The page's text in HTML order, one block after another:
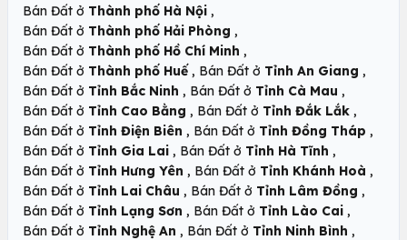
Bán Đất ở Thành phố Hà Nội ,
Bán Đất ở Thành phố Hải Phòng ,
Bán Đất ở Thành phố Hồ Chí Minh ,
Bán Đất ở Thành phố Huế , Bán Đất ở Tỉnh An Giang ,
Bán Đất ở Tỉnh Bắc Ninh , Bán Đất ở Tỉnh Cà Mau ,
Bán Đất ở Tỉnh Cao Bằng , Bán Đất ở Tỉnh Đắk Lắk ,
Bán Đất ở Tỉnh Điện Biên , Bán Đất ở Tỉnh Đồng Tháp ,
Bán Đất ở Tỉnh Gia Lai , Bán Đất ở Tỉnh Hà Tĩnh ,
Bán Đất ở Tỉnh Hưng Yên , Bán Đất ở Tỉnh Khánh Hoà ,
Bán Đất ở Tỉnh Lai Châu , Bán Đất ở Tỉnh Lâm Đồng ,
Bán Đất ở Tỉnh Lạng Sơn , Bán Đất ở Tỉnh Lào Cai ,
Bán Đất ở Tỉnh Nghệ An , Bán Đất ở Tỉnh Ninh Bình ,